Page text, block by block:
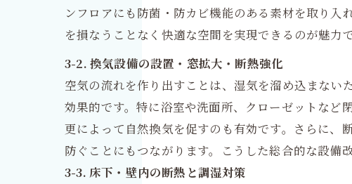
ンフロアにも防菌・防カビ機能のある素材を取り
を損なうことなく快適な空間を実現できるのが魅力で
3-2. 換気設備の設置・窓拡大・断熱強化
空気の流れを作り出すことは、湿気を溜め込まない
効果的です。特に浴室や洗面所、クローゼットなど
更によって自然換気を促すのも有効です。さらに、
防ぐことにもつながります。こうした総合的な設備
3-3. 床下・壁内の断熱と調湿対策